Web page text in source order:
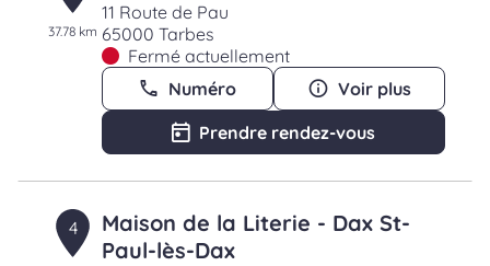
37.78 km
11 Route de Pau
65000 Tarbes
Fermé actuellement
Numéro
Voir plus
Prendre rendez-vous
4
Maison de la Literie - Dax St-
Paul-lès-Dax